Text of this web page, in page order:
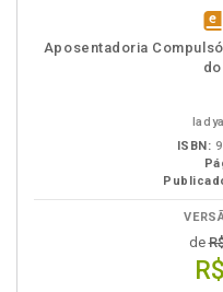
em
Aposentadoria
ISBN:
de